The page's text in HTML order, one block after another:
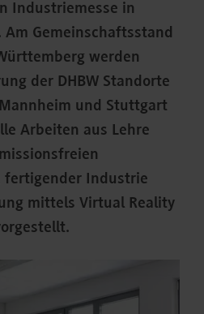
Industriemesse in
Am Gemeinschaftsstand
werden
der DHBW Standorte
und Stuttgart
Arbeiten aus Lehre
fertigender Industrie
mittels Virtual Reality